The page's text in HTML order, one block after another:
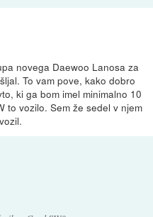
novega Daewoo Lanosa za
To vam pove, kako dobro
ki ga bom imel minimalno 10
to vozilo. Sem že sedel v njem